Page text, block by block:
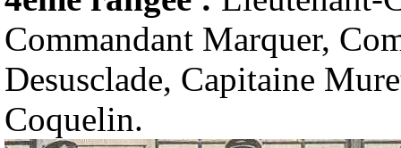
Commandant Marquer,
Desusclade, Capitaine
Coquelin.